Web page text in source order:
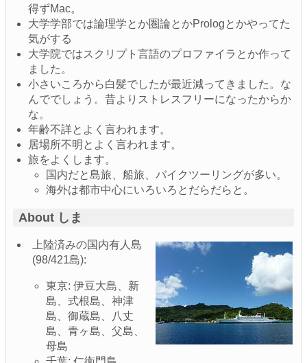
得ずMac。
大学学部では論理学とか圏論とかPrologとかやってた
気がする
大学院ではスクリプト言語のプロファイラとか作って
ました。
小さいころから白髪でしたが最近減ってきました。な
んででしょう。昔よりストレスフリーになったからか
な。
年齢不詳とよく言われます。
居場所不明とよく言われます。
旅をよくします。
国内だと島旅、船旅、バイクツーリングが多い。
海外は都市中心にいろいろとだらだらと。
About しま
上陸済みの国内有人島
(98/421島):
東京: 伊豆大島、新
島、式根島、神津
島、御蔵島、八丈
島、青ヶ島、父島、
母島